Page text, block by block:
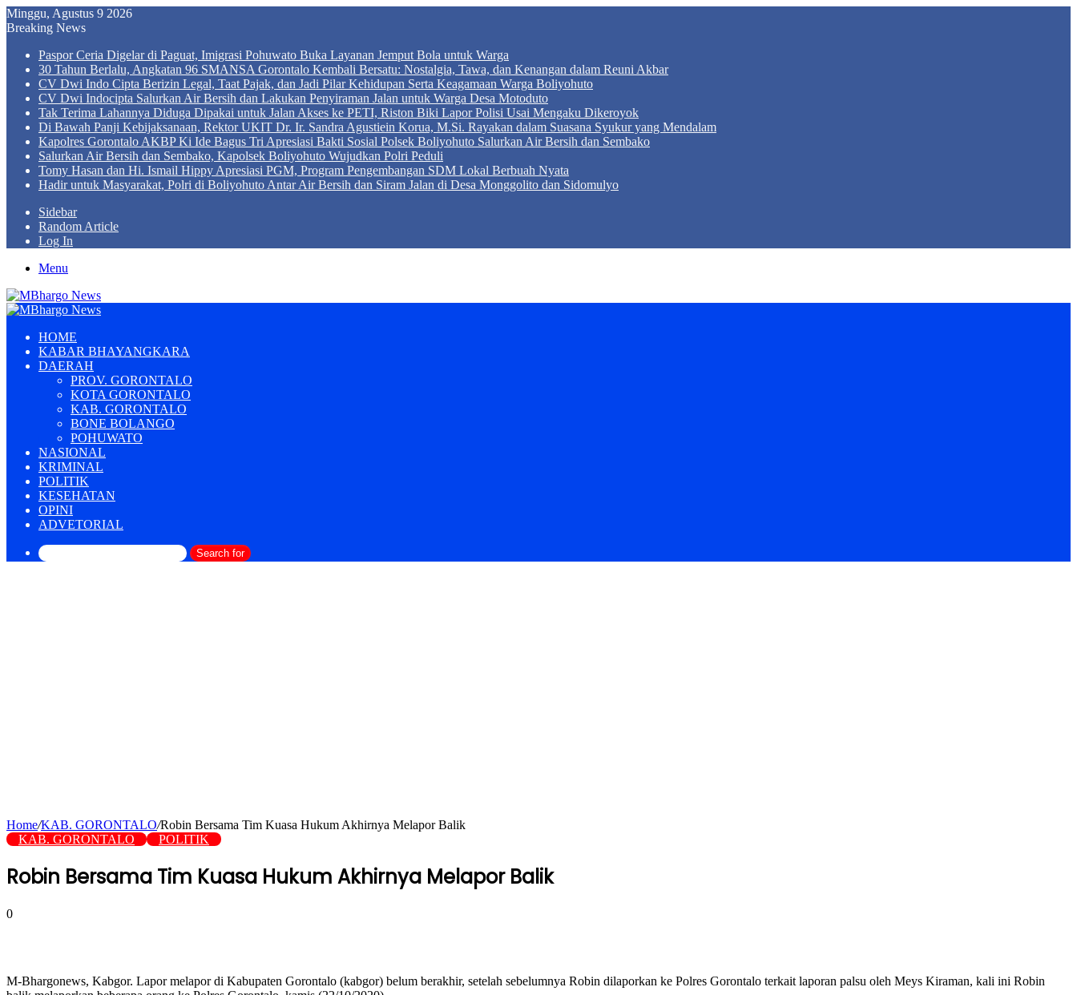
Minggu, Agustus 9 2026
Breaking News
Paspor Ceria Digelar di Paguat, Imigrasi Pohuwato Buka Layanan Jemput Bola untuk Warga
30 Tahun Berlalu, Angkatan 96 SMANSA Gorontalo Kembali Bersatu: Nostalgia, Tawa, dan Kenangan dalam Reuni Akbar
CV Dwi Indo Cipta Berizin Legal, Taat Pajak, dan Jadi Pilar Kehidupan Serta Keagamaan Warga Boliyohuto
CV Dwi Indocipta Salurkan Air Bersih dan Lakukan Penyiraman Jalan untuk Warga Desa Motoduto
Tak Terima Lahannya Diduga Dipakai untuk Jalan Akses ke PETI, Riston Biki Lapor Polisi Usai Mengaku Dikeroyok
Di Bawah Panji Kebijaksanaan, Rektor UKIT Dr. Ir. Sandra Agustiein Korua, M.Si. Rayakan dalam Suasana Syukur yang Mendalam
Kapolres Gorontalo AKBP Ki Ide Bagus Tri Apresiasi Bakti Sosial Polsek Boliyohuto Salurkan Air Bersih dan Sembako
Salurkan Air Bersih dan Sembako, Kapolsek Boliyohuto Wujudkan Polri Peduli
Tomy Hasan dan Hi. Ismail Hippy Apresiasi PGM, Program Pengembangan SDM Lokal Berbuah Nyata
Hadir untuk Masyarakat, Polri di Boliyohuto Antar Air Bersih dan Siram Jalan di Desa Monggolito dan Sidomulyo
Sidebar
Random Article
Log In
Menu
HOME
KABAR BHAYANGKARA
DAERAH
PROV. GORONTALO
KOTA GORONTALO
KAB. GORONTALO
BONE BOLANGO
POHUWATO
NASIONAL
KRIMINAL
POLITIK
KESEHATAN
OPINI
ADVETORIAL
Search for
Home/KAB. GORONTALO/Robin Bersama Tim Kuasa Hukum Akhirnya Melapor Balik
KAB. GORONTALO
POLITIK
Robin Bersama Tim Kuasa Hukum Akhirnya Melapor Balik
0
M-Bhargonews, Kabgor. Lapor melapor di Kabupaten Gorontalo (kabgor) belum berakhir, setelah sebelumnya Robin dilaporkan ke Polres Gorontalo terkait laporan palsu oleh Meys Kiraman, kali ini Robin